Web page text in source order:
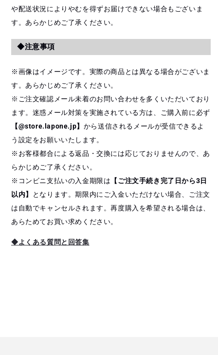
や配送状況によりやむを得ずお届けできない場合もございま
す。あらかじめご了承ください。
◆注意事項
※画像はイメージです。実際の商品とは異なる場合がございま
す。あらかじめご了承ください。
※ご注文確認メール未着のお問い合わせを多くいただいており
ます。迷惑メール対策を実施されている方は、ご購入前に必ず
【@store.lapone.jp】 から送信されるメールが受信できるよ
う設定をお願いいたします。
※お客様都合による返品・交換には応じておりませんので、あ
らかじめご了承ください。
※コンビニ支払いの入金期限は 【ご注文手続き完了日から3日
以内】
となります。期限内にご入金いただけない場合、ご注文
は自動でキャンセルされます。再度購入を希望される場合は、
あらためてお買い求めください。
◆よくある質問と回答集